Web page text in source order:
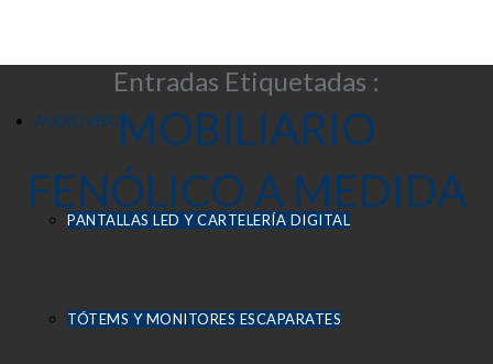
AUDIOVISUAL
PANTALLAS LED Y CARTELERÍA DIGITAL
TÓTEMS Y MONITORES ESCAPARATES
Entradas Etiquetadas :
MOBILIARIO
FENÓLICO A MEDIDA